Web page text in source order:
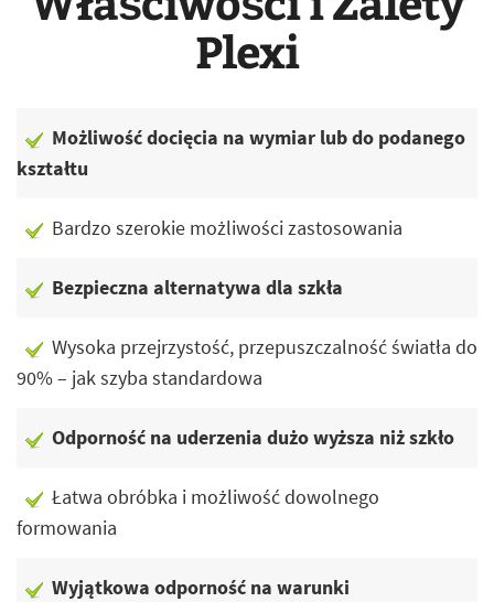
Plexi
Możliwość docięcia na wymiar lub do podanego
kształtu
Bardzo szerokie możliwości zastosowania
Bezpieczna alternatywa dla szkła
Wysoka przejrzystość, przepuszczalność światła do
90% – jak szyba standardowa
Odporność na uderzenia dużo wyższa niż szkło
Łatwa obróbka i możliwość dowolnego
formowania
Wyjątkowa odporność na warunki